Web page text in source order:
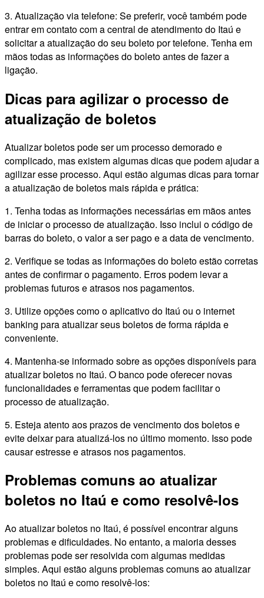
3. Atualização via telefone: Se preferir, você também pode
entrar em contato com a central de atendimento do Itaú e
solicitar a atualização do seu boleto por telefone. Tenha em
mãos todas as informações do boleto antes de fazer a
ligação.
Dicas para agilizar o processo de
atualização de boletos
Atualizar boletos pode ser um processo demorado e
complicado, mas existem algumas dicas que podem ajudar a
agilizar esse processo. Aqui estão algumas dicas para tornar
a atualização de boletos mais rápida e prática:
1. Tenha todas as informações necessárias em mãos antes
de iniciar o processo de atualização. Isso inclui o código de
barras do boleto, o valor a ser pago e a data de vencimento.
2. Verifique se todas as informações do boleto estão corretas
antes de confirmar o pagamento. Erros podem levar a
problemas futuros e atrasos nos pagamentos.
3. Utilize opções como o aplicativo do Itaú ou o internet
banking para atualizar seus boletos de forma rápida e
conveniente.
4. Mantenha-se informado sobre as opções disponíveis para
atualizar boletos no Itaú. O banco pode oferecer novas
funcionalidades e ferramentas que podem facilitar o
processo de atualização.
5. Esteja atento aos prazos de vencimento dos boletos e
evite deixar para atualizá-los no último momento. Isso pode
causar estresse e atrasos nos pagamentos.
Problemas comuns ao atualizar
boletos no Itaú e como resolvê-los
Ao atualizar boletos no Itaú, é possível encontrar alguns
problemas e dificuldades. No entanto, a maioria desses
problemas pode ser resolvida com algumas medidas
simples. Aqui estão alguns problemas comuns ao atualizar
boletos no Itaú e como resolvê-los: